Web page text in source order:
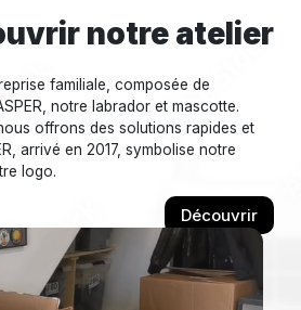
notre atelier
familiale, composée de
notre labrador et mascotte.
offrons des solutions rapides et
arrivé en 2017, symbolise notre
logo.
Découvrir